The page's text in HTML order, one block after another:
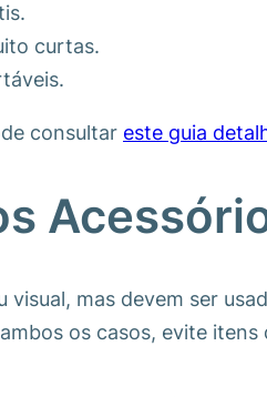
curtas.
consultar este guia
mas devem ser
os casos, evite